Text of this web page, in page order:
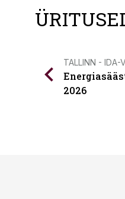
TALLINN - IDA-
2026